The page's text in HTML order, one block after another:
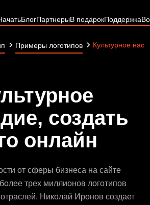
БлогПартнерыВ подарокПоддержка
Примеры логотипов Культурное
создать
онлайн
от сферы бизнеса на сайте
трех миллионов логотипов
Николай Иронов создает